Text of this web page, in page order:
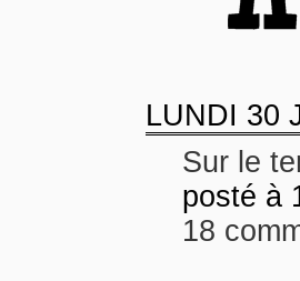
LUNDI 30
Sur le
posté à
18